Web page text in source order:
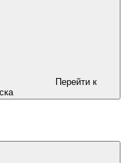
Перейти к